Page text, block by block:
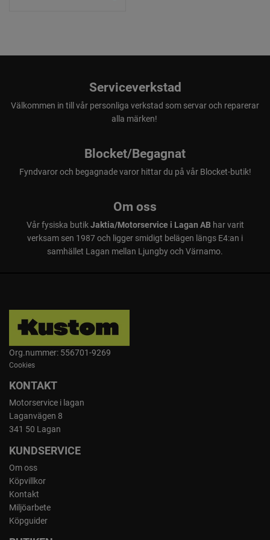
Serviceverkstad
Välkommen in till vår personliga verkstad som servar och reparerar
alla märken!
Blocket/Begagnat
Fyndvaror och begagnade varor hittar du på vår Blocket-butik!
Om oss
Vår fysiska butikJaktia/Motorservice i Lagan ABhar varit
verksam sen 1987 och ligger smidigt belägen längs E4:an i
samhället Lagan mellan Ljungby och Värnamo.
Org.nummer: 556701-9269
Cookies
KONTAKT
Motorservice i lagan
Laganvägen 8
341 50 Lagan
KUNDSERVICE
Om oss
Köpvillkor
Kontakt
Miljöarbete
Köpguider